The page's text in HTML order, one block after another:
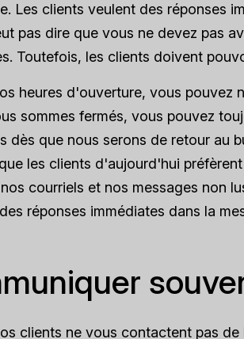
Les clients veulent des réponses
pas dire que vous ne devez pas
Toutefois, les clients doivent
heures d'ouverture, vous pouvez
sommes fermés, vous pouvez
dès que nous serons de retour au
les clients d'aujourd'hui
courriels et nos messages non
réponses immédiates dans la
clients ne vous contactent pas